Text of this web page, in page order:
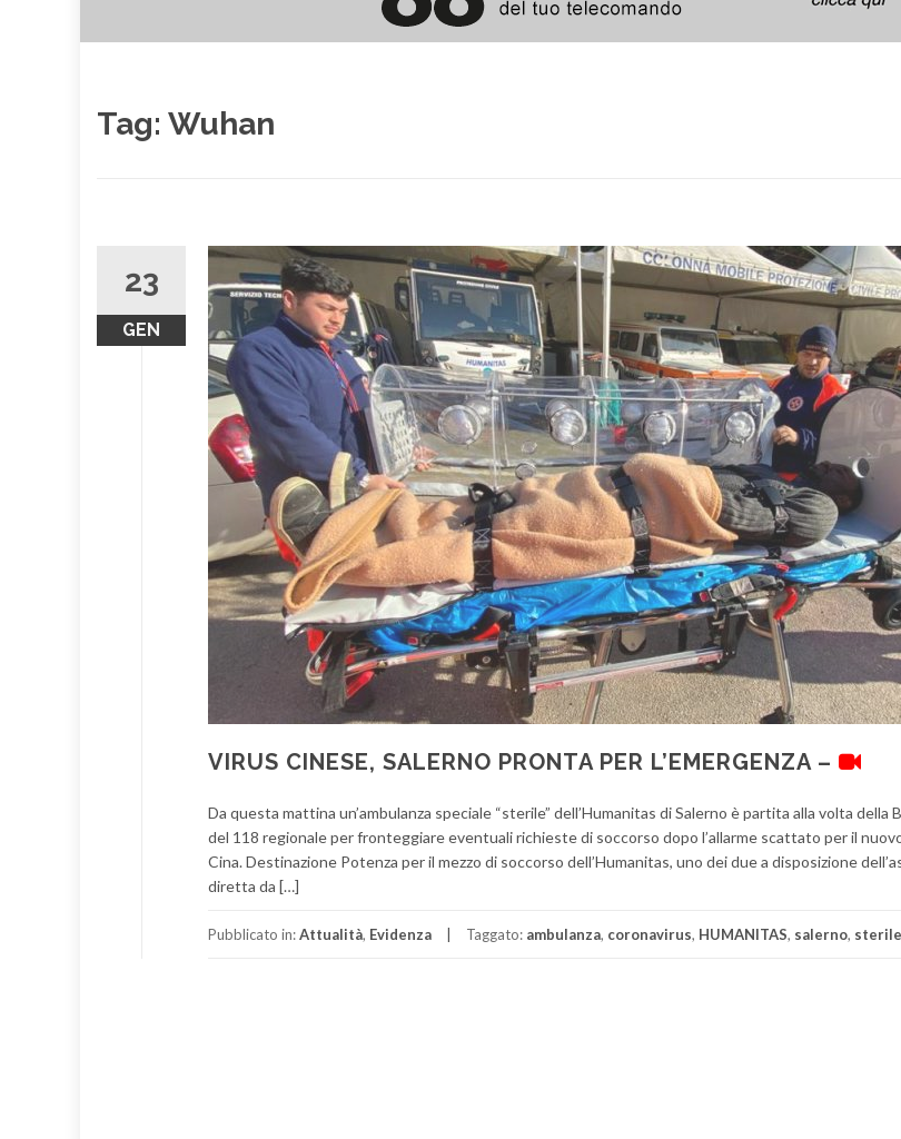
Tag: Wuhan
23
GEN
VIRUS CINESE, SALERNO PRONTA PER L’EMERGENZA –
Da questa mattina un’ambulanza speciale “sterile” dell’Humanitas di Salerno è partita alla volta della
del 118 regionale per fronteggiare eventuali richieste di soccorso dopo l’allarme scattato per il
Cina. Destinazione Potenza per il mezzo di soccorso dell’Humanitas, uno dei due a disposizione
diretta da […]
Pubblicato in:Attualità, Evidenza Taggato: ambulanza, coronavirus, HUMANITAS, salerno, sterile